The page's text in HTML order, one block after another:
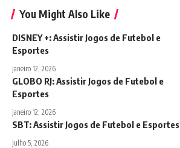
You Might Also Like
DISNEY +: Assistir Jogos de Futebol e
Esportes
janeiro 12, 2026
GLOBO RJ: Assistir Jogos de Futebol e
Esportes
janeiro 12, 2026
SBT: Assistir Jogos de Futebol e Esportes
julho 5, 2026